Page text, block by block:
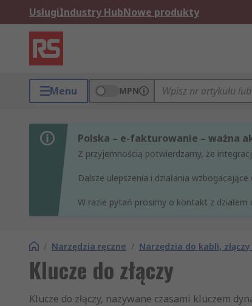
UsługiIndustry HubNowe produkty
Menu MPN
Polska – e-fakturowanie – ważna
Z przyjemnością potwierdzamy, że
Dalsze ulepszenia i działania
W razie pytań prosimy o kontakt z działem
/ Narzędzia ręczne / Narzędzia do kabli,
Klucze do złączy
Klucze do złączy, nazywane czasami kluczem